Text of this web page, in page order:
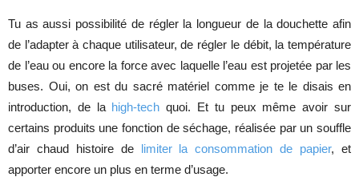
Tu as aussi possibilité de régler la longueur de la douchette afin
de l’adapter à chaque utilisateur, de régler le débit, la température
de l’eau ou encore la force avec laquelle l’eau est projetée par les
buses. Oui, on est du sacré matériel comme je te le disais en
introduction, de la high-tech quoi. Et tu peux même avoir sur
certains produits une fonction de séchage, réalisée par un souffle
d’air chaud histoire de limiter la consommation de papier, et
apporter encore un plus en terme d’usage.